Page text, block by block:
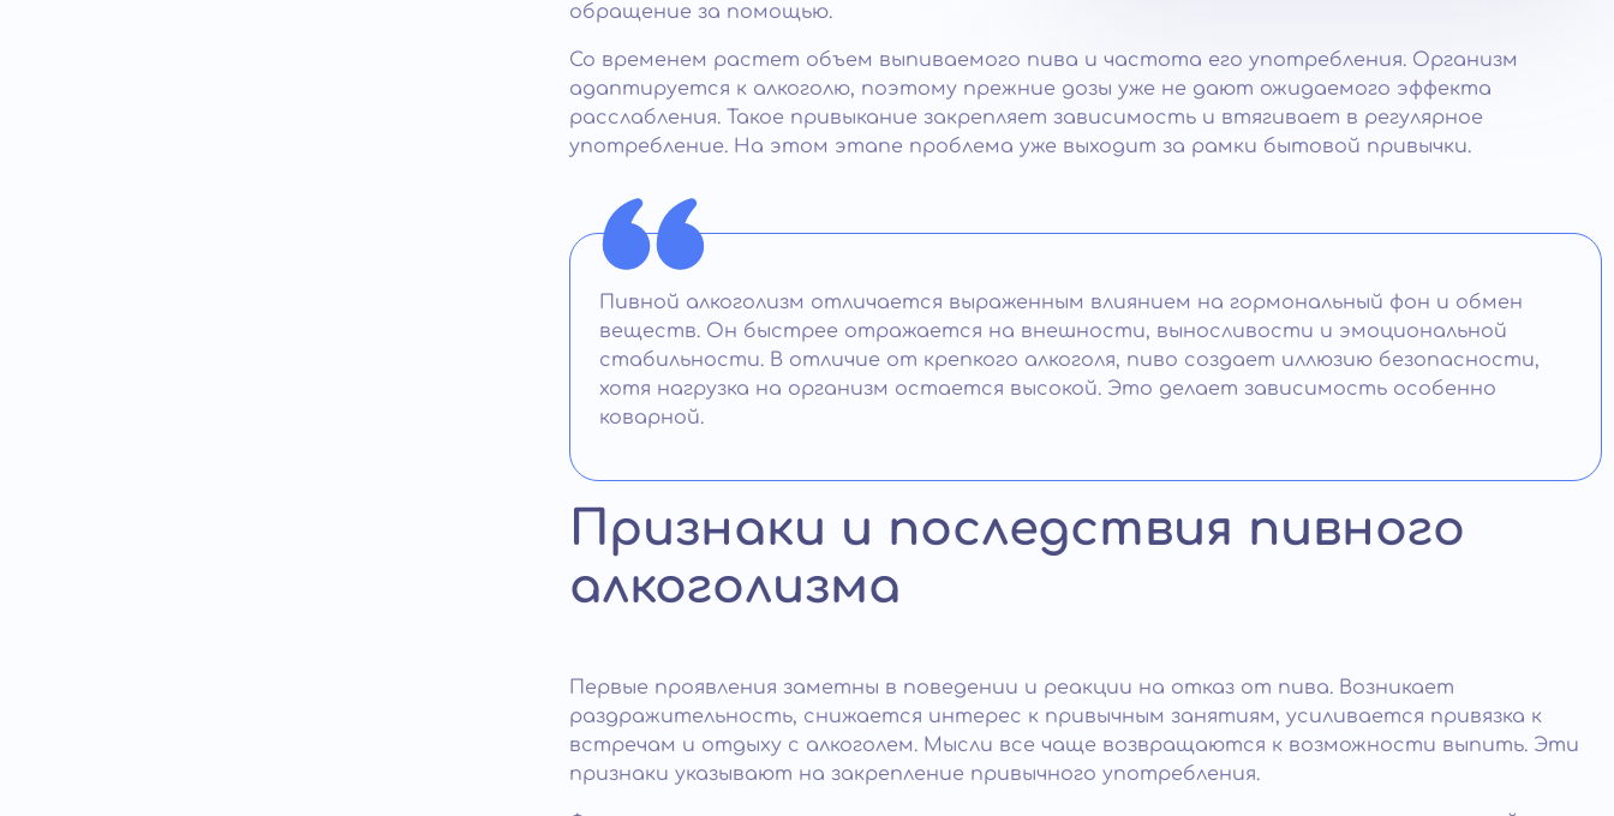
обращение за помощью.
Со временем растет объем выпиваемого пива и частота его употребления. Организм
адаптируется к алкоголю, поэтому прежние дозы уже не дают ожидаемого эффекта
расслабления. Такое привыкание закрепляет зависимость и втягивает в регулярное
употребление. На этом этапе проблема уже выходит за рамки бытовой привычки.
Пивной алкоголизм отличается выраженным влиянием на гормональный фон и обмен
веществ. Он быстрее отражается на внешности, выносливости и эмоциональной
стабильности. В отличие от крепкого алкоголя, пиво создает иллюзию безопасности,
хотя нагрузка на организм остается высокой. Это делает зависимость особенно
коварной.
Признаки и последствия пивного
алкоголизма
Первые проявления заметны в поведении и реакции на отказ от пива. Возникает
раздражительность, снижается интерес к привычным занятиям, усиливается привязка к
встречам и отдыху с алкоголем. Мысли все чаще возвращаются к возможности выпить. Эти
признаки указывают на закрепление привычного употребления.